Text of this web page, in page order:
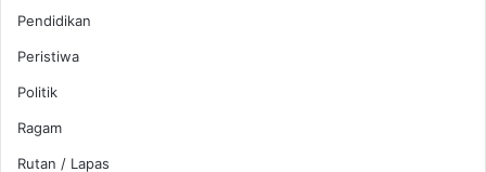
Pendidikan
Peristiwa
Politik
Ragam
Rutan / Lapas